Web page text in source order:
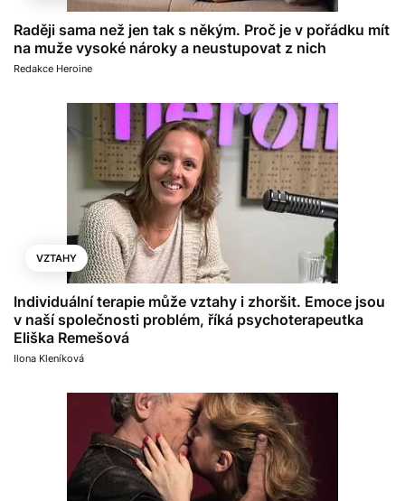
Raději sama než jen tak s někým. Proč je v pořádku mít
na muže vysoké nároky a neustupovat z nich
Redakce Heroine
VZTAHY
Individuální terapie může vztahy i zhoršit. Emoce jsou
v naší společnosti problém, říká psychoterapeutka
Eliška Remešová
Ilona Kleníková